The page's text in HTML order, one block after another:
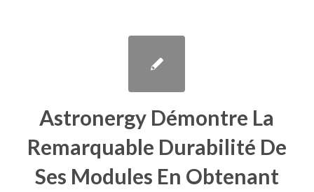
Astronergy Démontre La
Remarquable Durabilité De
Ses Modules En Obtenant